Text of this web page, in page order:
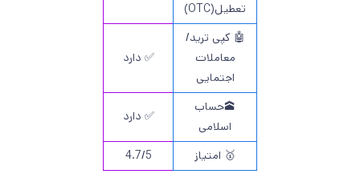
تعطیل(OTC)
🤖 کپی ترید/
معاملات
اجتمایی
✅ دارد
🕋حساب
اسلامی
✅ دارد
🥇 امتیاز 4.7/5